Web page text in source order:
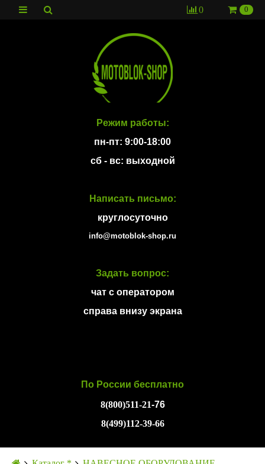
0 0
Режим работы:
пн-пт: 9:00-18:00
сб - вс: выходной
Написать письмо:
круглосуточно
info@motoblok-shop.ru
Задать вопрос:
чат с оператором
справа внизу экрана
По России бесплатно
8(800)511-21-76
8(499)112-39-66